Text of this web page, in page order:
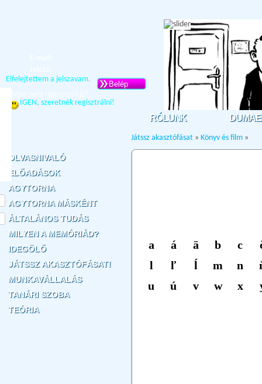
Elfelejtettem a jelszavam.
Belép
IGEN, szeretnék regisztrálni!
RÓLUNK
Játssz akasztófásat » Könyv és film »
OLVASNIVALÓ
ELŐADÁSOK
AGYTORNA
AGYTORNA MÁSKÉNT
ÁLTALÁNOS TUDÁS
MILYEN A MEMÓRIÁD?
IDEGÖLŐ
JÁTSSZ AKASZTÓFÁSAT!
MUNKAVÁLLALÁS
TANÁRI SZOBA
TEÓRIA